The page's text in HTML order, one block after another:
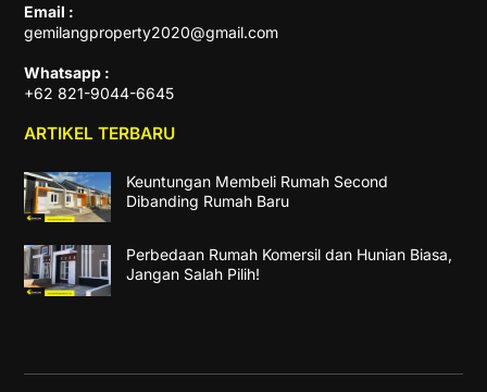
Email :
gemilangproperty2020@gmail.com
Whatsapp :
+62 821-9044-6645
ARTIKEL TERBARU
Keuntungan Membeli Rumah Second
Dibanding Rumah Baru
Perbedaan Rumah Komersil dan Hunian Biasa,
Jangan Salah Pilih!